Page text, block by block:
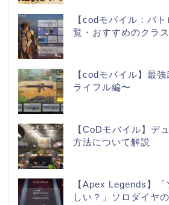
【codモバイル：バ
覧・おすすめのクラ
【codモバイル】最
ライフル編〜
【CoDモバイル】デ
方法について解説
【Apex Legends】
しい？」ソロダイヤ